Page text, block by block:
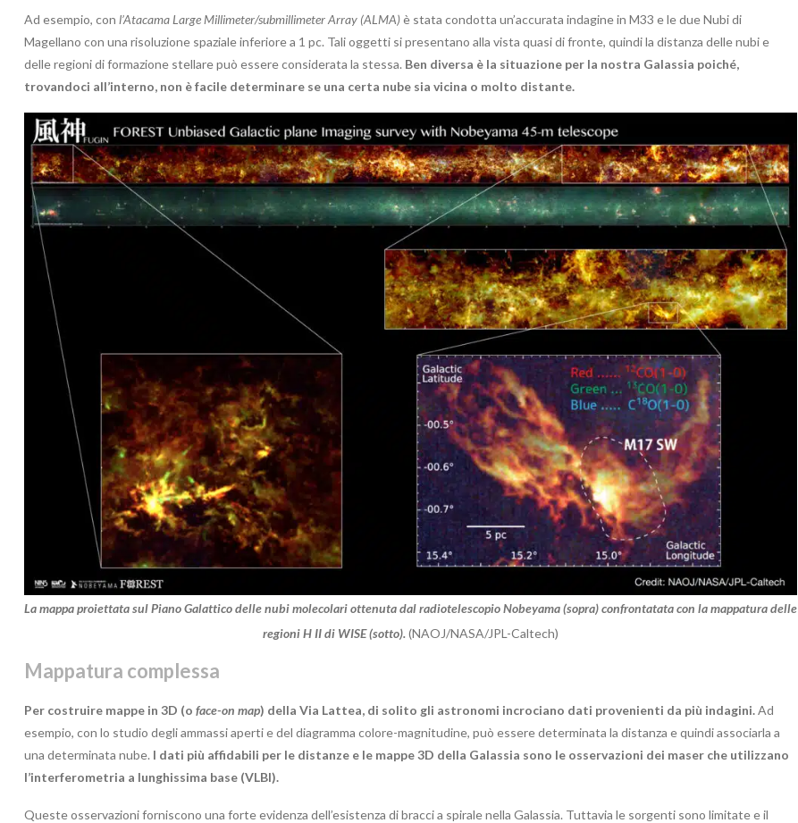
Ad esempio, con l’Atacama Large Millimeter/submillimeter Array (ALMA)è stata condotta un’accurata indagine in M33 e le due Nubi di
Magellano con una risoluzione spaziale inferiore a 1 pc. Tali oggetti si presentano alla vista quasi di fronte, quindi la distanza delle nubi e
delle regioni di formazione stellare può essere considerata la stessa. Ben diversa è la situazione per la nostra Galassia poiché,
trovandoci all’interno, non è facile determinare se una certa nube sia vicina o molto distante.
La mappa proiettata sul Piano Galattico delle nubi molecolari ottenuta dal radiotelescopio Nobeyama (sopra) confrontatata con la mappatura delle
regioni H II di WISE (sotto).(NAOJ/NASA/JPL-Caltech)
Mappatura complessa
Per costruire mappe in 3D (o face-on map) della Via Lattea, di solito gli astronomi incrociano dati provenienti da più indagini.Ad
esempio, con lo studio degli ammassi aperti e del diagramma colore-magnitudine, può essere determinata la distanza e quindi associarla a
una determinata nube. I dati più affidabili per le distanze e le mappe 3D della Galassia sono le osservazioni dei maser che utilizzano
l’interferometria a lunghissima base (VLBI).
Queste osservazioni forniscono una forte evidenza dell’esistenza di bracci a spirale nella Galassia. Tuttavia le sorgenti sono limitate e il